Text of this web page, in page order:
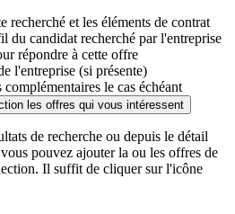
recherché et les éléments de contrat
du candidat recherché par l'entreprise
répondre à cette offre
l'entreprise (si présente)
le cas échéant
les offres qui vous intéressent
de recherche ou depuis le détail
pouvez ajouter la ou les offres de
Il suffit de cliquer sur l'icône